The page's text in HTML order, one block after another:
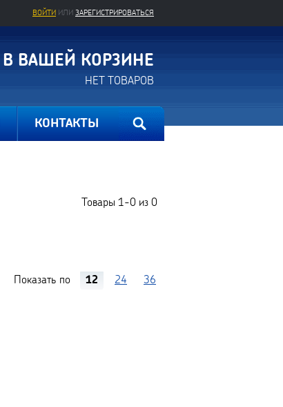
ВОЙТИ ИЛИ ЗАРЕГИСТРИРОВАТЬСЯ
В ВАШЕЙ КОРЗИНЕ
НЕТ ТОВАРОВ
КОНТАКТЫ
Товары 1-0 из 0
Показать по 12 24 36